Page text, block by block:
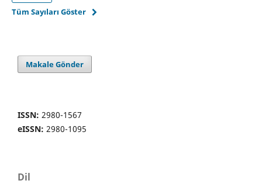
Tüm Sayıları Göster
Makale Gönder
ISSN: 2980-1567
eISSN: 2980-1095
Dil